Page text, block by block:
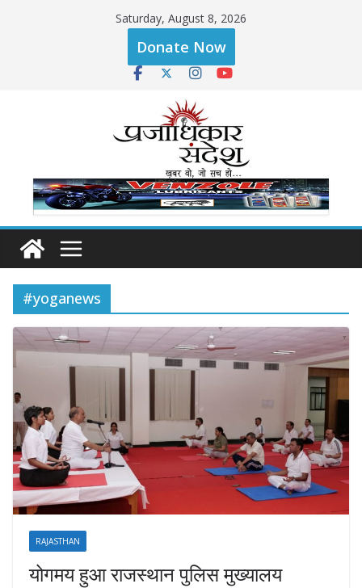
Saturday, August 8, 2026
Donate Now
#yoganews
RAJASTHAN
योगमय हुआ राजस्थान पुलिस मुख्यालय